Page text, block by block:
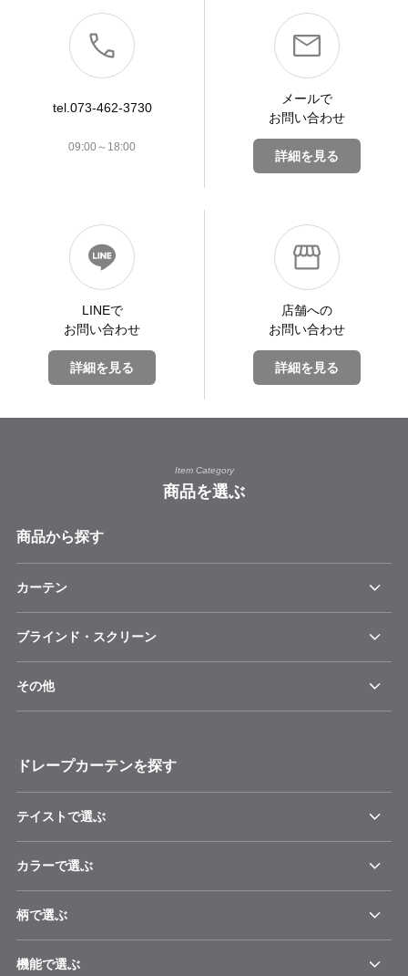
tel.073-462-3730
09:00～18:00
メールで
お問い合わせ
詳細を見る
LINEで
お問い合わせ
詳細を見る
店舗への
お問い合わせ
詳細を見る
Item Category
商品を選ぶ
商品から探す
カーテン
ブラインド・スクリーン
その他
ドレープカーテンを探す
テイストで選ぶ
カラーで選ぶ
柄で選ぶ
機能で選ぶ